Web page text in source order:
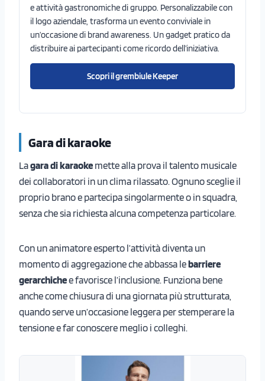
e attività gastronomiche di gruppo. Personalizzabile con
il logo aziendale, trasforma un evento conviviale in
un’occasione di brand awareness. Un gadget pratico da
distribuire ai partecipanti come ricordo dell’iniziativa.
Scopri il grembiule Keeper
Gara di karaoke
Lagara di karaoke mette alla prova il talento musicale
dei collaboratori in un clima rilassato. Ognuno sceglie il
proprio brano e partecipa singolarmente o in squadra,
senza che sia richiesta alcuna competenza particolare.
Con un animatore esperto l’attività diventa un
momento di aggregazione che abbassa lebarriere
gerarchichee favorisce l’inclusione. Funziona bene
anche come chiusura di una giornata più strutturata,
quando serve un’occasione leggera per stemperare la
tensione e far conoscere meglio i colleghi.